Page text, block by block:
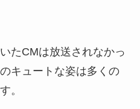
たCMは放送されなかっ
キュートな姿は多くの
。